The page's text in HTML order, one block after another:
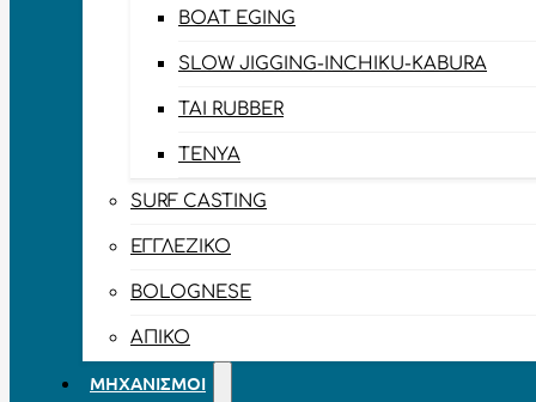
BOAT EGING
SLOW JIGGING-INCHIKU-KABURA
TAI RUBBER
TENYA
SURF CASTING
ΕΓΓΛΈΖΙΚΟ
BOLOGNESE
ΑΠΊΚΟ
ΜΗΧΑΝΙΣΜΟΊ